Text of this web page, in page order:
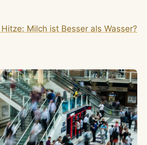
Milch ist Besser als Wasser?